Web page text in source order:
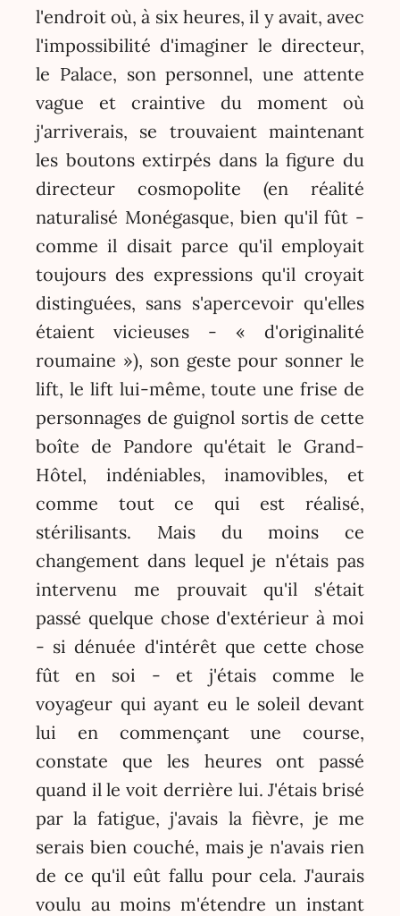
l'endroit où, à six heures, il y avait, avec
l'impossibilité d'imaginer le directeur,
le Palace, son personnel, une attente
vague et craintive du moment où
j'arriverais, se trouvaient maintenant
les boutons extirpés dans la figure du
directeur cosmopolite (en réalité
naturalisé Monégasque, bien qu'il fût -
comme il disait parce qu'il employait
toujours des expressions qu'il croyait
distinguées, sans s'apercevoir qu'elles
étaient vicieuses - « d'originalité
roumaine »), son geste pour sonner le
lift, le lift lui-même, toute une frise de
personnages de guignol sortis de cette
boîte de Pandore qu'était le Grand-
Hôtel, indéniables, inamovibles, et
comme tout ce qui est réalisé,
stérilisants. Mais du moins ce
changement dans lequel je n'étais pas
intervenu me prouvait qu'il s'était
passé quelque chose d'extérieur à moi
- si dénuée d'intérêt que cette chose
fût en soi - et j'étais comme le
voyageur qui ayant eu le soleil devant
lui en commençant une course,
constate que les heures ont passé
quand il le voit derrière lui. J'étais brisé
par la fatigue, j'avais la fièvre, je me
serais bien couché, mais je n'avais rien
de ce qu'il eût fallu pour cela. J'aurais
voulu au moins m'étendre un instant